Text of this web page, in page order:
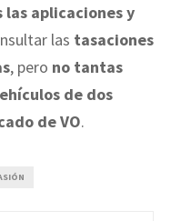
las aplicaciones y
las tasaciones
, pero no tantas
de dos
de VO.